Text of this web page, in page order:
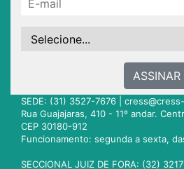
ASSINAR
SEDE: (31) 3527-7676 |
Rua Guajajaras, 410 - 11º andar.
CEP 30180-912
Funcionamento: segunda a sexta,
SECCIONAL JUIZ DE FORA: (32)